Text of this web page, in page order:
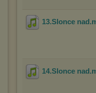
13.Slonce nad
14.Slonce nad